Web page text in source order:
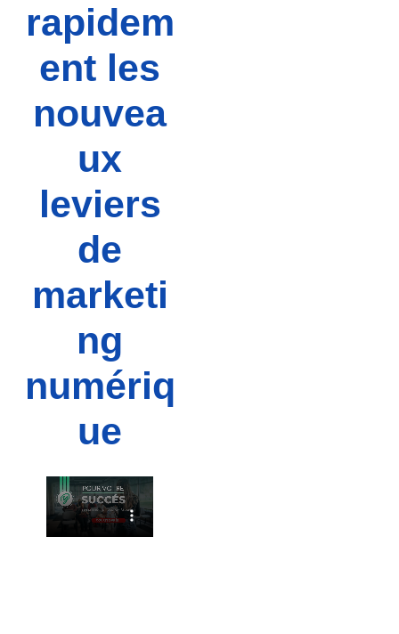
rapidem
ent les
nouvea
ux
leviers
de
marketi
ng
numériq
ue